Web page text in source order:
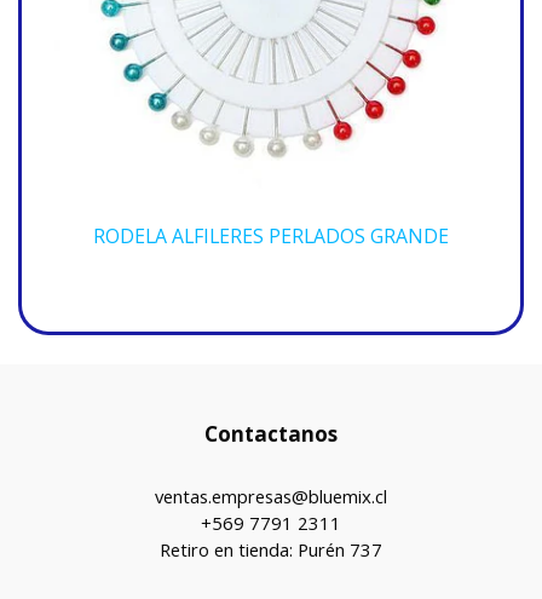
RODELA ALFILERES PERLADOS GRANDE
Contactanos
ventas.empresas@bluemix.cl
+569 7791 2311
Retiro en tienda: Purén 737